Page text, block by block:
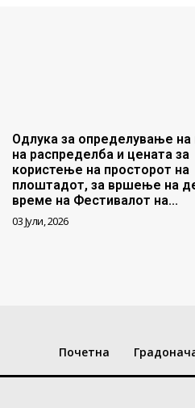
Одлука за определување на
на распределба и цената за
користење на просторот на
плоштадот, за вршење на
време на Фестивалот на...
03 Јули, 2026
Почетна